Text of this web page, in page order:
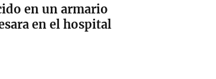
en un armario
en el hospital